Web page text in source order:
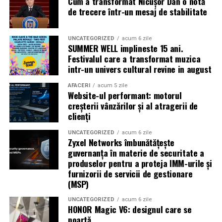
Caravana„În pielea mea”ajunge laCinema City
Shopping City Ploiești, pe 18 februarie, de la 18:30, la
proiecția specială introdusă de regizorul
alături de actoriiIoana State, Vlad și Oana Gherman,
Azaleea Necula și Gabriel Vatavu.
O comedie actuală și spumoasă, filmul„În pielea
mea”este distribuit de T.R.I.B.E. Films.
TRAILER:https://bit.ly/InPieleaMea
Site oficial:inpieleamea.ro
Mai multe detalii, imagini de la filmări, fragmente din
film, declarații din partea actorilor și informații despre
concursuri sunt disponibile pe paginile social media ale
Facebook,Instagram,TikTok .
Adrian Pădurețu semnează imaginea filmului. De sunet
s-a ocupat Bogdan Ivanovici, de scenografie Anca
de trecere într-un mesaj de stabilitate
UNCATEGORIZED acum 6 zile
SUMMER WELL implineste 15 ani.
Festivalul care a transformat muzica
intr-un univers cultural revine in august
AFACERI acum 5 zile
Website-ul performant: motorul
creșterii vânzărilor și al atragerii de
clienți
UNCATEGORIZED acum 6 zile
Zyxel Networks îmbunătățește
guvernanța în materie de securitate a
produselor pentru a proteja IMM-urile și
furnizorii de servicii de gestionare
(MSP)
UNCATEGORIZED acum 6 zile
HONOR Magic V6: designul care se